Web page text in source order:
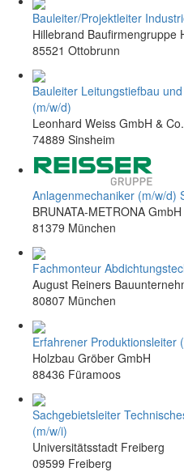
Bauleiter/Projektleiter
Hillebrand Baufirmengruppe
85521 Ottobrunn
Bauleiter Leitungstiefbau
(m/w/d)
Leonhard Weiss GmbH &
74889 Sinsheim
Anlagenmechaniker (m/w/d)
BRUNATA-METRONA
81379 München
Fachmonteur
August Reiners
80807 München
Erfahrener Produktionsleiter
Holzbau Gröber GmbH
88436 Füramoos
Sachgebietsleiter
(m/w/i)
Universitätsstadt Freiberg
09599 Freiberg